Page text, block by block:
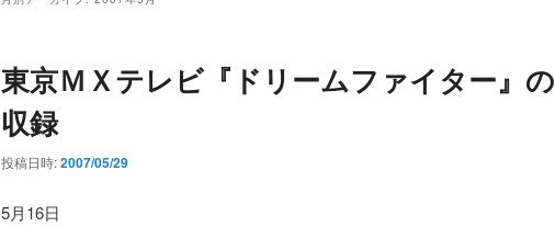
東京ＭＸテレビ『ドリームファイター』の
収録
投稿日時:2007/05/29
5月16日